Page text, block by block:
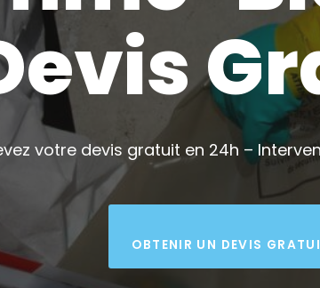
votre devis gratuit en 24h –
OBTENIR UN DEVIS